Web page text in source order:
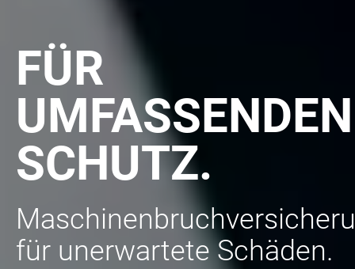
FÜR
UMFASSENDEN
SCHUTZ.
für unerwartete Schäden.